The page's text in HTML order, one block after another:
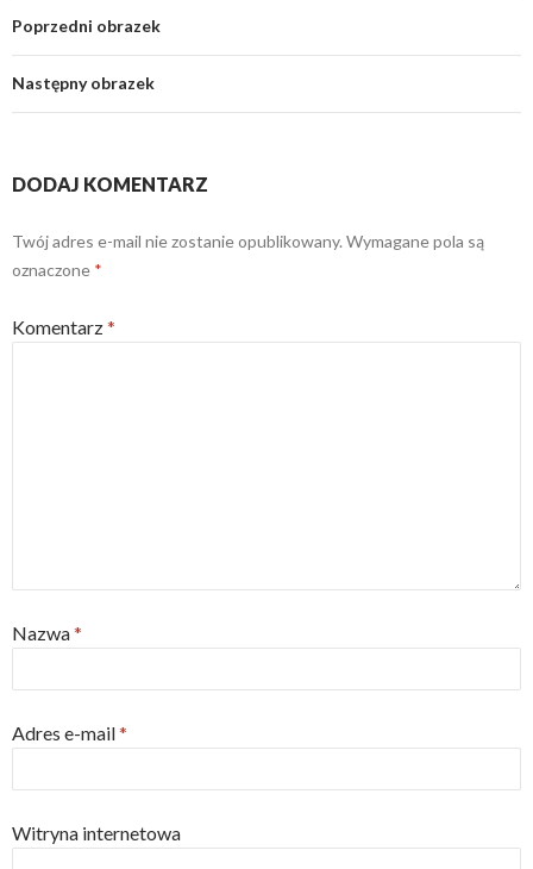
Poprzedni obrazek
Następny obrazek
DODAJ KOMENTARZ
Twój adres e-mail nie zostanie opublikowany. Wymagane pola są
oznaczone *
Komentarz*
Nazwa*
Adres e-mail*
Witryna internetowa